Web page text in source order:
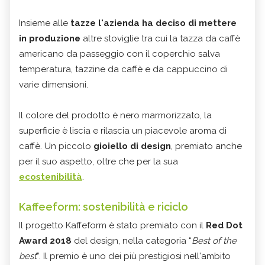
Insieme alle tazze l'azienda ha deciso di mettere
in produzione altre stoviglie tra cui la tazza da caffè
americano da passeggio con il coperchio salva
temperatura, tazzine da caffè e da cappuccino di
varie dimensioni.
Il colore del prodotto è nero marmorizzato, la
superficie è liscia e rilascia un piacevole aroma di
caffè. Un piccolo gioiello di design , premiato anche
per il suo aspetto, oltre che per la sua
ecostenibilità
Kaffeeform: sostenibilità e riciclo
Il progetto Kaffeform è stato premiato con il Red Dot
Award 2018 del design, nella categoria “Best of the
best”. Il premio è uno dei più prestigiosi nell'ambito